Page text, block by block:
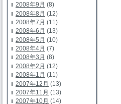
2008年9月 (8)
2008年8月 (12)
2008年7月 (11)
2008年6月 (13)
2008年5月 (10)
2008年4月 (7)
2008年3月 (8)
2008年2月 (12)
2008年1月 (11)
2007年12月 (13)
2007年11月 (13)
2007年10月 (14)